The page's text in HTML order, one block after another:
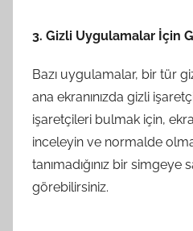
3. Gizli Uygulamalar İçin
Bazı uygulamalar, bir tür
ana ekranınızda gizli
işaretçileri bulmak için,
inceleyin ve normalde
tanımadığınız bir
görebilirsiniz.